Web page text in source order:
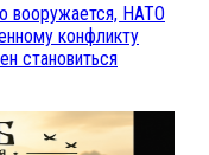
вооружается, НАТО
конфликту
становиться